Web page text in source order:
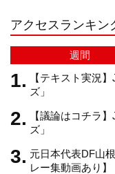
a
m
アクセスランキン
週間
【テキスト実況
ズ」
【議論はコチラ
ズ」
元日本代表DF山
レー集動画あり】